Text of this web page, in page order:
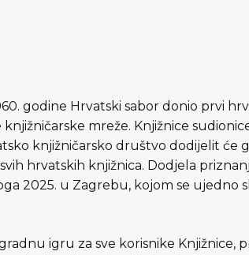
godine Hrvatski sabor donio prvi
mreže. Knjižnice
knjižničarsko društvo dodijelit će
hrvatskih knjižnica. Dodjela
2025. u Zagrebu, kojom se ujedno
igru za sve korisnike Knjižnice,